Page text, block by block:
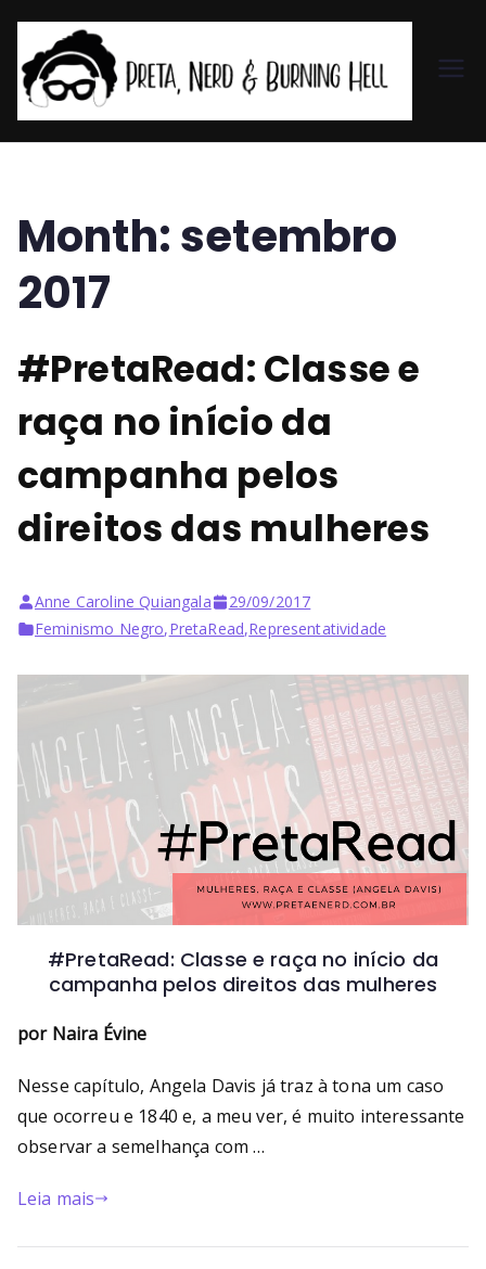
et
d
rni
He
ll
Month:setembro
2017
#PretaRead: Classe e
raça no início da
campanha pelos
direitos das mulheres
Anne Caroline Quiangala
29/09/2017
Feminismo Negro,PretaRead,Representatividade
#PretaRead: Classe e raça no início da
campanha pelos direitos das mulheres
por Naira Évine
Nesse capítulo, Angela Davis já traz à tona um caso
que ocorreu e 1840 e, a meu ver, é muito interessante
observar a semelhança com …
Leia mais